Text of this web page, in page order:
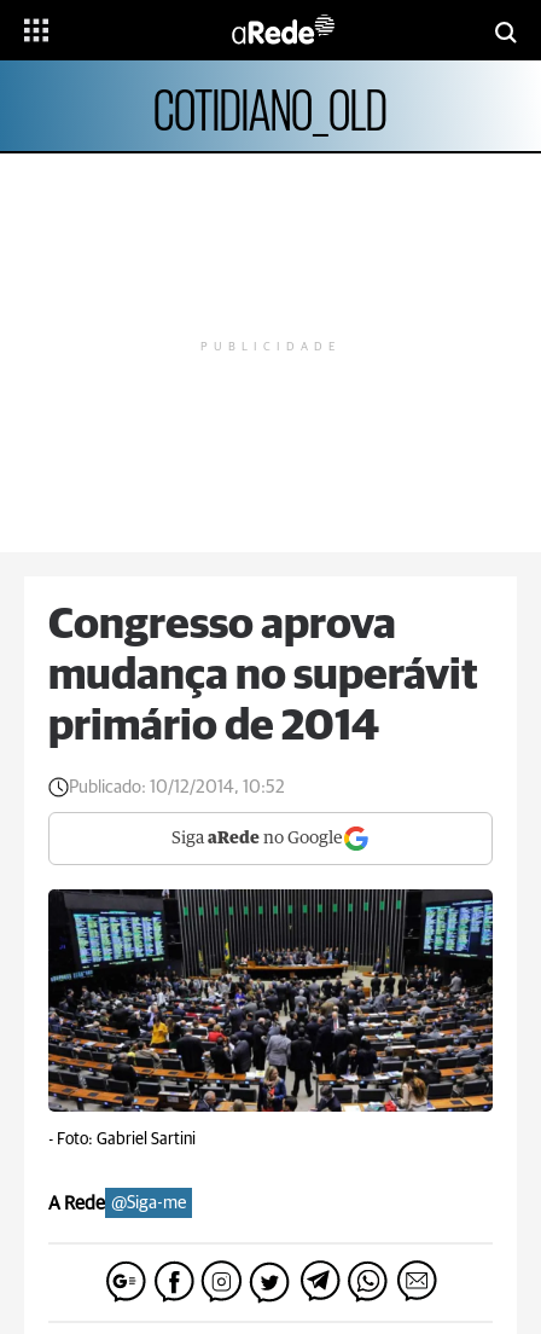
COTIDIANO_OLD
PUBLICIDADE
Congresso aprova
mudança no superávit
primário de 2014
Publicado: 10/12/2014, 10:52
Siga aRede no Google
- Foto: Gabriel Sartini
A Rede @Siga-me